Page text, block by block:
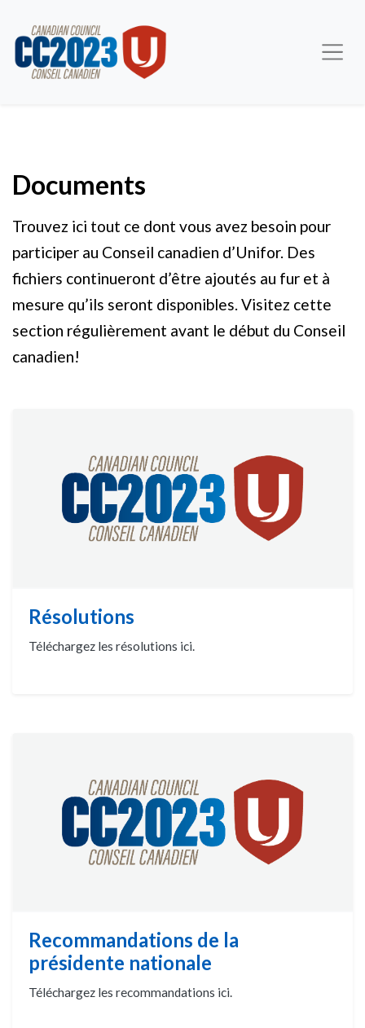
Documents
Trouvez ici tout ce dont vous avez besoin pour
participer au Conseil canadien d’Unifor. Des
fichiers continueront d’être ajoutés au fur et à
mesure qu’ils seront disponibles. Visitez cette
section régulièrement avant le début du Conseil
canadien!
Résolutions
Téléchargez les résolutions ici.
Recommandations de la
présidente nationale
Téléchargez les recommandations ici.